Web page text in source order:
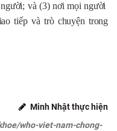
và (3) nơi mọi người
tiếp và trò chuyện trong
Minh Nhật thực hiện
who-viet-nam-chong-